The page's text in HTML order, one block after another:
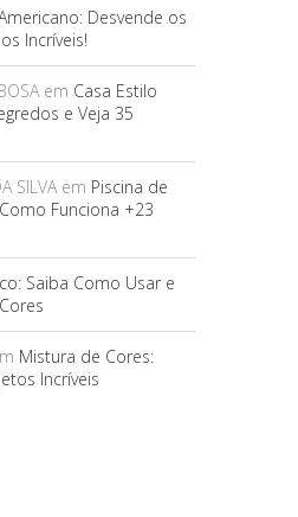
Desvende os
Incríveis!
em Casa Estilo
e Veja 35
SILVAem Piscina de
Funciona +23
Saiba Como Usar e
Mistura de Cores:
Incríveis